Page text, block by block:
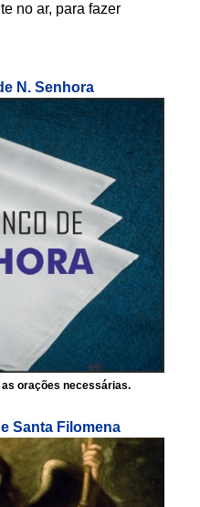
no ar, para fazer
N. Senhora
as orações necessárias.
Santa Filomena